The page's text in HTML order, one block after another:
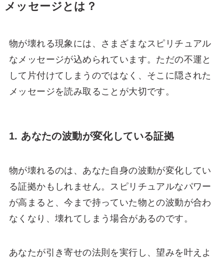
メッセージとは？
物が壊れる現象には、さまざまなスピリチュアル
なメッセージが込められています。ただの不運と
して片付けてしまうのではなく、そこに隠された
メッセージを読み取ることが大切です。
1. あなたの波動が変化している証拠
物が壊れるのは、あなた自身の波動が変化してい
る証拠かもしれません。スピリチュアルなパワー
が高まると、今まで持っていた物との波動が合わ
なくなり、壊れてしまう場合があるのです。
あなたが引き寄せの法則を実行し、望みを叶えよ